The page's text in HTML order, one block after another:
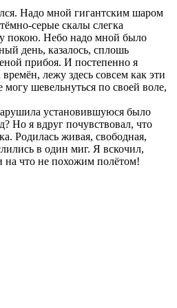
Надо мной гигантским шаром
серые скалы слегка
покою. Небо надо мной было
день, казалось, сплошь
прибоя. И постепенно я
лежу здесь совсем как эти
шевельнуться по своей воле,
установившуюся было
Но я вдруг почувствовал, что
Родилась живая, свободная,
в один миг. Я вскочил,
на что не похожим полётом!